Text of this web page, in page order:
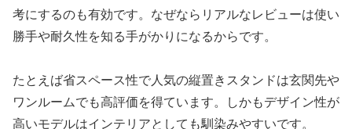
考にするのも有効です。なぜならリアルなレビューは使い
勝手や耐久性を知る手がかりになるからです。
たとえば省スペース性で人気の縦置きスタンドは玄関先や
ワンルームでも高評価を得ています。しかもデザイン性が
高いモデルはインテリアとしても馴染みやすいです。